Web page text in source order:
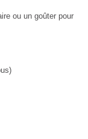
ou un goûter pour